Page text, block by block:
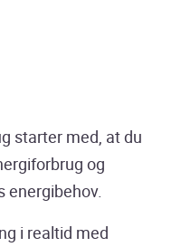
starter med, at du
og
energibehov.
i realtid med